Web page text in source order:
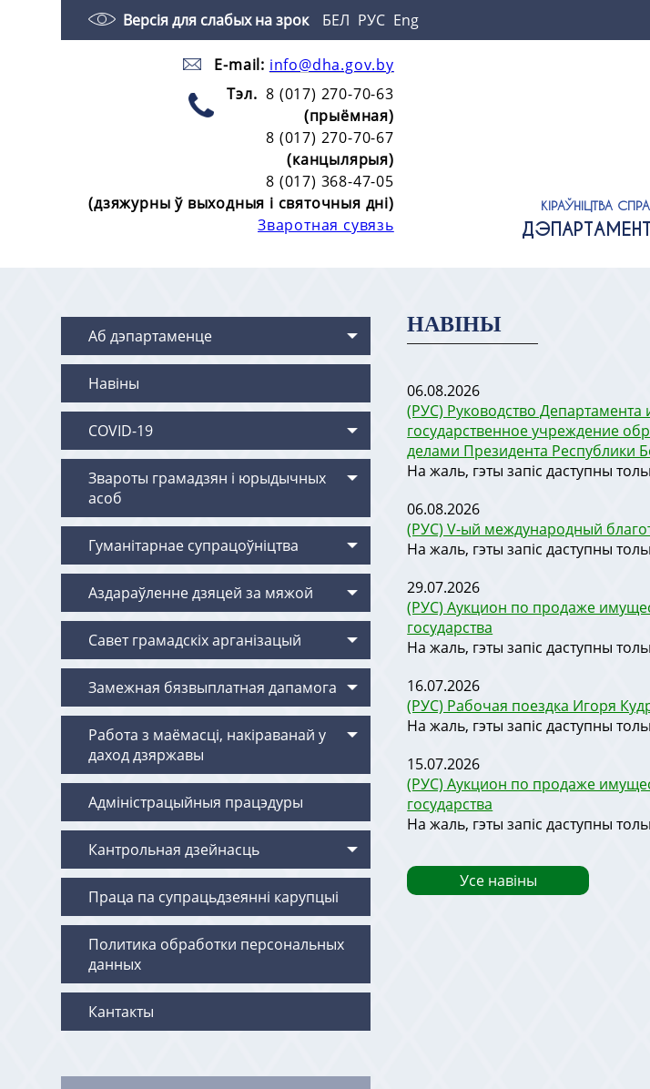
Версія для слабых на зрок БЕЛ РУС Eng
E-mail: info@dha.gov.by
Тэл. 8 (017) 270-70-63
(прыёмная)
8 (017) 270-70-67
(канцылярыя)
8 (017) 368-47-05
(дзяжурны ў выходныя і святочныя дні)
Зваротная сувязь
КІРАЎНІЦТВА
Аб дэпартаменце
Навіны
COVID-19
Звароты грамадзян i юрыдычных
асоб
Гуманітарнае супрацоўніцтва
Аздараўленне дзяцей за мяжой
Савет грамадскіх арганізацый
Замежная бязвыплатная дапамога
Работа з маёмасцi, накiраванай у
даход дзяржавы
Адміністрацыйныя працэдуры
Кантрольная дзейнасць
Праца па супрацьдзеянні карупцыі
Политика обработки персональных
данных
Кантакты
НАВІНЫ
06.08.2026
(РУС) Руководство
государственное учреждение
делами Президента Республики
На жаль, гэты запіс даступны
06.08.2026
(РУС) V-ый международный
На жаль, гэты запіс даступны
29.07.2026
(РУС) Аукцион по продаже
государства
На жаль, гэты запіс даступны
16.07.2026
(РУС) Рабочая поездка Игоря
На жаль, гэты запіс даступны
15.07.2026
(РУС) Аукцион по продаже
государства
На жаль, гэты запіс даступны
Усе навіны